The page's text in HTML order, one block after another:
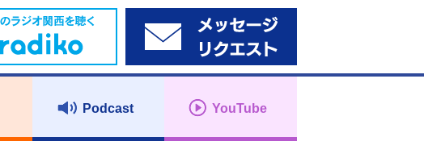
Podcast YouTube